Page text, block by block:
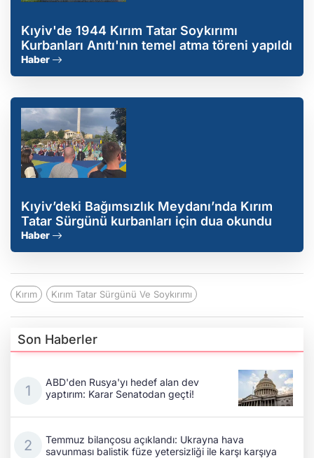
Kıyiv'de 1944 Kırım Tatar Soykırımı
Kurbanları Anıtı'nın temel atma töreni yapıldı
Haber
Kıyiv’deki Bağımsızlık Meydanı’nda Kırım
Tatar Sürgünü kurbanları için dua okundu
Haber
Kırım Kırım Tatar Sürgünü Ve Soykırımı
Son Haberler
ABD'den Rusya'yı hedef alan dev
yaptırım: Karar Senatodan geçti!
Temmuz bilançosu açıklandı: Ukrayna hava
savunması balistik füze yetersizliği ile karşı karşıya